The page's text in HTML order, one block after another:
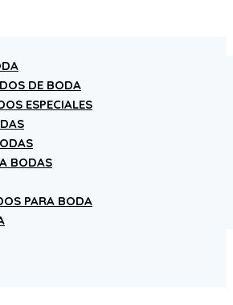
DE BODA
ESPECIALES
BODAS
PARA BODA